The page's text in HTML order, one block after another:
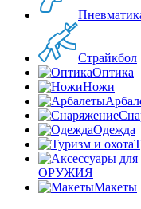
Страйкбол
Оптика
Ножи
Одежда
ОРУЖИЯ
Макеты